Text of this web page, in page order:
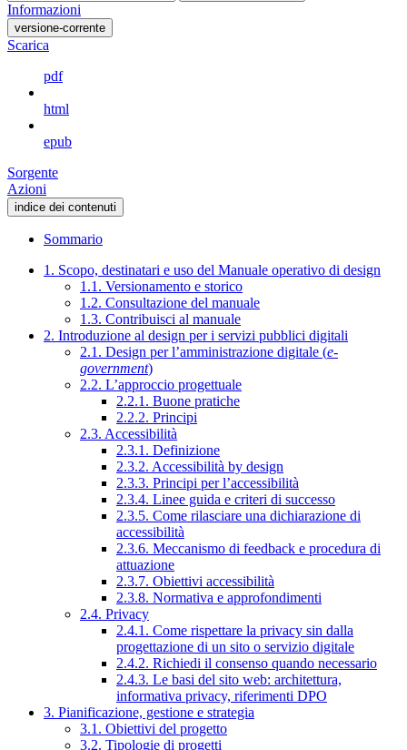
Informazioni
versione-corrente
Scarica
pdf
html
epub
Sorgente
Azioni
indice dei contenuti
Sommario
1. Scopo, destinatari e uso del Manuale operativo di design
1.1. Versionamento e storico
1.2. Consultazione del manuale
1.3. Contribuisci al manuale
2. Introduzione al design per i servizi pubblici digitali
2.1. Design per l’amministrazione digitale (e-
government)
2.2. L’approccio progettuale
2.2.1. Buone pratiche
2.2.2. Principi
2.3. Accessibilità
2.3.1. Definizione
2.3.2. Accessibilità by design
2.3.3. Principi per l’accessibilità
2.3.4. Linee guida e criteri di successo
2.3.5. Come rilasciare una dichiarazione di
accessibilità
2.3.6. Meccanismo di feedback e procedura di
attuazione
2.3.7. Obiettivi accessibilità
2.3.8. Normativa e approfondimenti
2.4. Privacy
2.4.1. Come rispettare la privacy sin dalla
progettazione di un sito o servizio digitale
2.4.2. Richiedi il consenso quando necessario
2.4.3. Le basi del sito web: architettura,
informativa privacy, riferimenti DPO
3. Pianificazione, gestione e strategia
3.1. Obiettivi del progetto
3.2. Tipologie di progetti